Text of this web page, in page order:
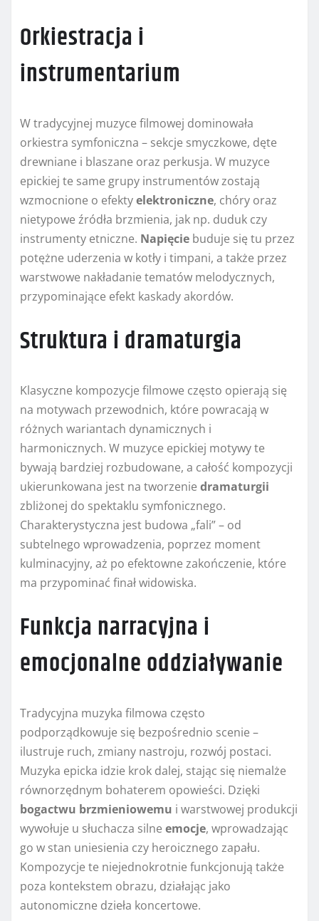
Orkiestracja i
instrumentarium
W tradycyjnej muzyce filmowej dominowała
orkiestra symfoniczna – sekcje smyczkowe, dęte
drewniane i blaszane oraz perkusja. W muzyce
epickiej te same grupy instrumentów zostają
wzmocnione o efektyelektroniczne, chóry oraz
nietypowe źródła brzmienia, jak np. duduk czy
instrumenty etniczne. Napięcie buduje się tu przez
potężne uderzenia w kotły i timpani, a także przez
warstwowe nakładanie tematów melodycznych,
przypominające efekt kaskady akordów.
Struktura i dramaturgia
Klasyczne kompozycje filmowe często opierają się
na motywach przewodnich, które powracają w
różnych wariantach dynamicznych i
harmonicznych. W muzyce epickiej motywy te
bywają bardziej rozbudowane, a całość kompozycji
ukierunkowana jest na tworzenie dramaturgii
zbliżonej do spektaklu symfonicznego.
Charakterystyczna jest budowa „fali” – od
subtelnego wprowadzenia, poprzez moment
kulminacyjny, aż po efektowne zakończenie, które
ma przypominać finał widowiska.
Funkcja narracyjna i
emocjonalne oddziaływanie
Tradycyjna muzyka filmowa często
podporządkowuje się bezpośrednio scenie –
ilustruje ruch, zmiany nastroju, rozwój postaci.
Muzyka epicka idzie krok dalej, stając się niemalże
równorzędnym bohaterem opowieści. Dzięki
bogactwu brzmieniowemu i warstwowej produkcji
wywołuje u słuchacza silne emocje, wprowadzając
go w stan uniesienia czy heroicznego zapału.
Kompozycje te niejednokrotnie funkcjonują także
poza kontekstem obrazu, działając jako
autonomiczne dzieła koncertowe.